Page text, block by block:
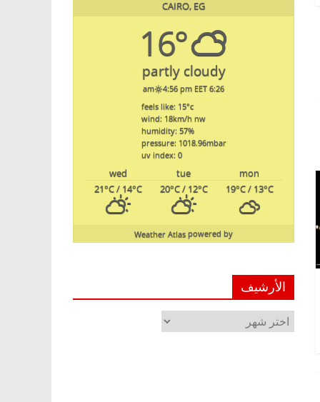
CAIRO, EG
16°
partly cloudy
6:26 am
4:56 pm EET
feels like: 15°c
wind: 18km/h nw
humidity: 57%
pressure: 1018.96mbar
uv index: 0
mon
tue
wed
19°C/ 13°C
20°C/ 12°C
21°C/ 14°C
powered by
Weather Atlas
الأرشيف
الأرشيف